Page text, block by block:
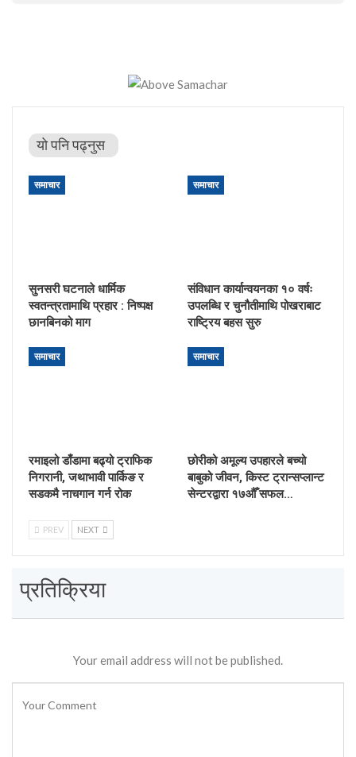
यो पनि पढ्नुस
समाचार
सुनसरी घटनाले धार्मिक
स्वतन्त्रतामाथि प्रहार : निष्पक्ष
छानबिनको माग
समाचार
संविधान कार्यान्वयनका १० वर्षः
उपलब्धि र चुनौतीमाथि पोखराबाट
राष्ट्रिय बहस सुरु
समाचार
रमाइलो डाँडामा बढ्यो ट्राफिक
निगरानी, जथाभावी पार्किङ र
सडकमै नाचगान गर्न रोक
समाचार
छोरीको अमूल्य उपहारले बच्यो
बाबुको जीवन, किस्ट ट्रान्सप्लान्ट
सेन्टरद्वारा १७औँ सफल…
PREV NEXT
प्रतिक्रिया
Your email address will not be published.